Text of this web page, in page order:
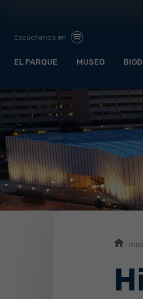
Escúchanos en
EL PARQUE MUSEO